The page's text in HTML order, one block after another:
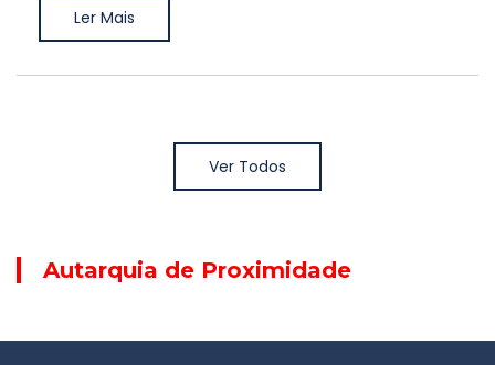
Ler Mais
Ver Todos
Autarquia de Proximidade